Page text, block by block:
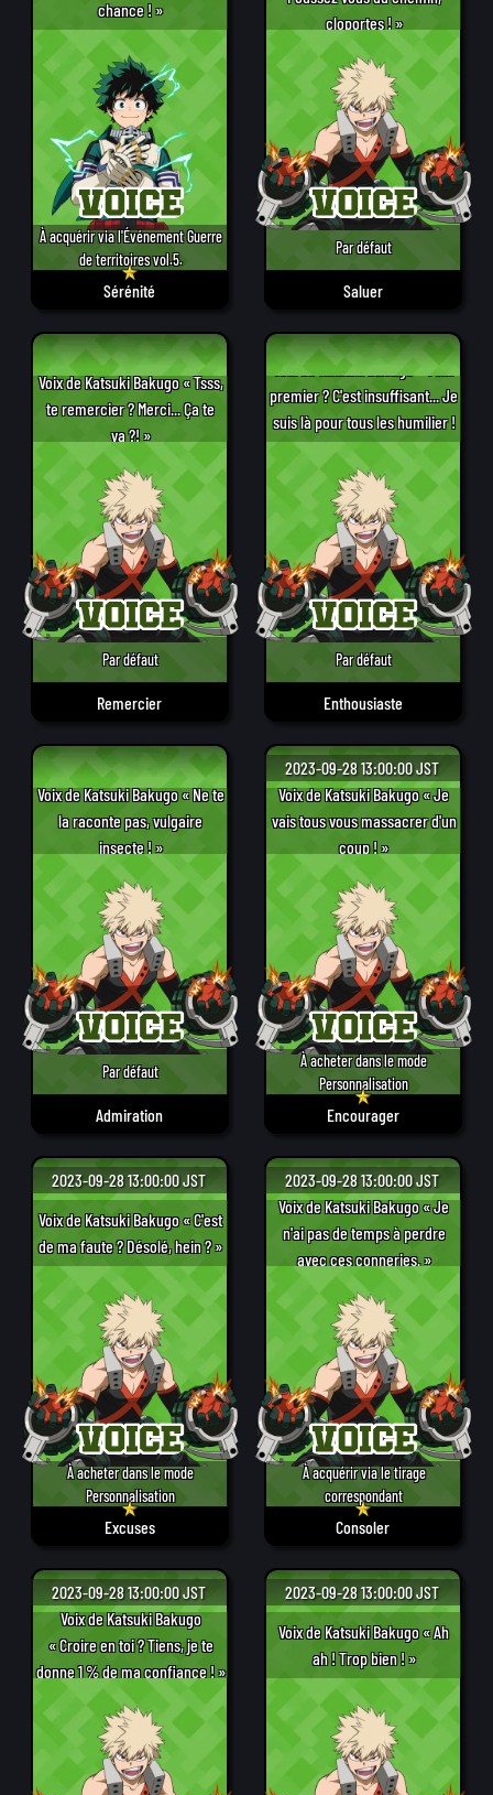
Sérénité
À acquérir via l'Événement Guerre
de territoires vol.5.
chance ! »
Saluer
Par défaut
cloportes ! »
Remercier
Par défaut
Voix de Katsuki Bakugo « Tsss,
te remercier ? Merci... Ça te
va ?! »
Enthousiaste
Par défaut
Voix de Katsuki Bakugo « Finir
premier ? C'est insuffisant... Je
suis là pour tous les humilier !
»
Admiration
Par défaut
Voix de Katsuki Bakugo « Ne te
la raconte pas, vulgaire
insecte ! »
Encourager
2023-09-28 13:00:00 JST
À acheter dans le mode
Personnalisation
Voix de Katsuki Bakugo « Je
vais tous vous massacrer d'un
coup ! »
Excuses
2023-09-28 13:00:00 JST
À acheter dans le mode
Personnalisation
Voix de Katsuki Bakugo « C'est
de ma faute ? Désolé, hein ? »
Consoler
2023-09-28 13:00:00 JST
À acquérir via le tirage
correspondant
Voix de Katsuki Bakugo « Je
n'ai pas de temps à perdre
avec ces conneries. »
2023-09-28 13:00:00 JST
Voix de Katsuki Bakugo
« Croire en toi ? Tiens, je te
donne 1 % de ma confiance ! »
2023-09-28 13:00:00 JST
Voix de Katsuki Bakugo « Ah
ah ! Trop bien ! »